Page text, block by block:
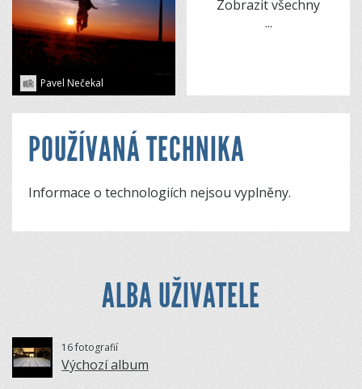
Pavel Nečekal
Zobrazit všechny
...
POUŽÍVANÁ TECHNIKA
Informace o technologiích nejsou vyplněny.
ALBA UŽIVATELE
16 fotografií
Výchozí album